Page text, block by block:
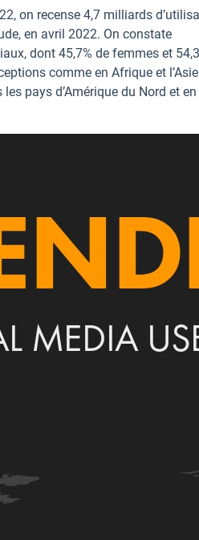
on recense 4,7 milliards
en avril 2022. On constate
dont 45,7% de femmes et
comme en Afrique et
pays d’Amérique du Nord et en